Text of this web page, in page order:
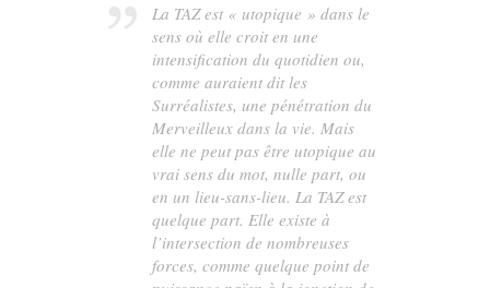
La TAZ est « utopique » dans le
sens où elle croit en une
intensification du quotidien ou,
comme auraient dit les
Surréalistes, une pénétration du
Merveilleux dans la vie. Mais
elle ne peut pas être utopique au
vrai sens du mot, nulle part, ou
en un lieu-sans-lieu. La TAZ est
quelque part. Elle existe à
l’intersection de nombreuses
forces, comme quelque point de